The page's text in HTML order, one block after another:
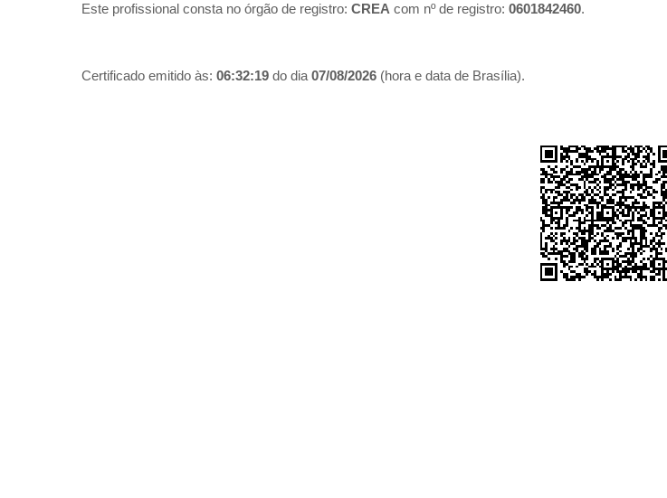
Este profissional consta no órgão de registro: CREA com nº de registro: 0601842460.
Certificado emitido às: 06:32:19 do dia 07/08/2026 (hora e data de Brasília).